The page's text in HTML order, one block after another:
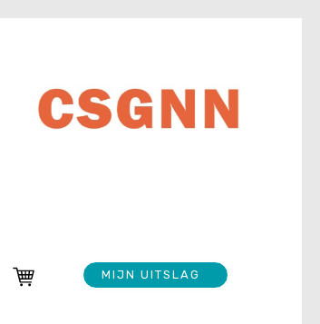
MIJN UITSLAG